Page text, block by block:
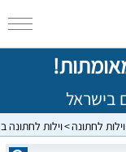
וילות לחתונה וילות לחתונה